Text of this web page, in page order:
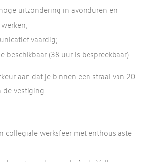
uitzondering in avonduren en
vaardig;
beschikbaar (38 uur is bespreekbaar).
aan dat je binnen een straal van 20
vestiging.
collegiale werksfeer met enthousiaste